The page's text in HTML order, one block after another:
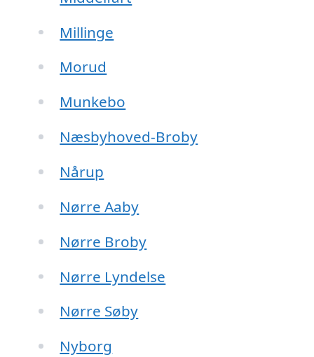
Millinge
Morud
Munkebo
Næsbyhoved-Broby
Nårup
Nørre Aaby
Nørre Broby
Nørre Lyndelse
Nørre Søby
Nyborg